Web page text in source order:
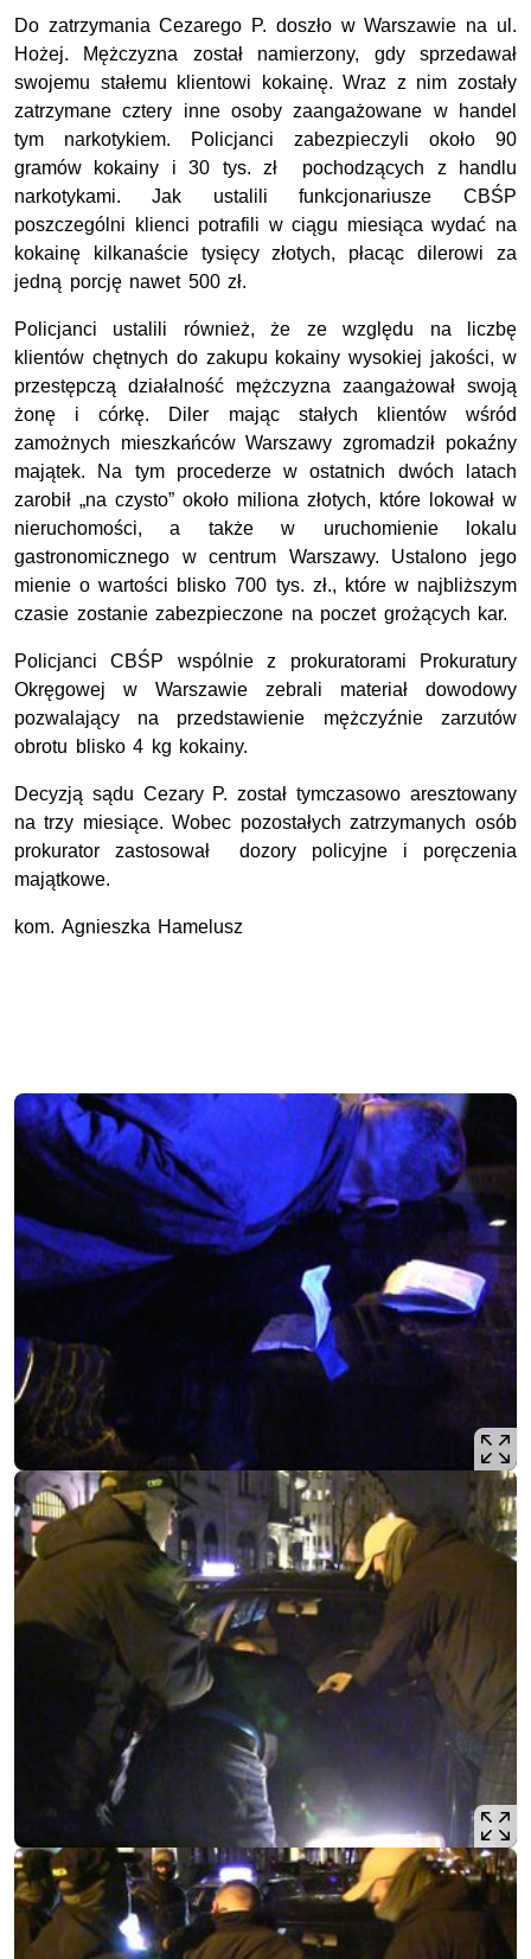
Do zatrzymania Cezarego P. doszło w Warszawie na ul.
Hożej. Mężczyzna został namierzony, gdy sprzedawał
swojemu stałemu klientowi kokainę. Wraz z nim zostały
zatrzymane cztery inne osoby zaangażowane w handel
tym narkotykiem. Policjanci zabezpieczyli około 90
gramów kokainy i 30 tys. zł pochodzących z handlu
narkotykami. Jak ustalili funkcjonariusze CBŚP
poszczególni klienci potrafili w ciągu miesiąca wydać na
kokainę kilkanaście tysięcy złotych, płacąc dilerowi za
jedną porcję nawet 500 zł.
Policjanci ustalili również, że ze względu na liczbę
klientów chętnych do zakupu kokainy wysokiej jakości, w
przestępczą działalność mężczyzna zaangażował swoją
żonę i córkę. Diler mając stałych klientów wśród
zamożnych mieszkańców Warszawy zgromadził pokaźny
majątek. Na tym procederze w ostatnich dwóch latach
zarobił „na czysto” około miliona złotych, które lokował w
nieruchomości, a także w uruchomienie lokalu
gastronomicznego w centrum Warszawy. Ustalono jego
mienie o wartości blisko 700 tys. zł., które w najbliższym
czasie zostanie zabezpieczone na poczet grożących kar.
Policjanci CBŚP wspólnie z prokuratorami Prokuratury
Okręgowej w Warszawie zebrali materiał dowodowy
pozwalający na przedstawienie mężczyźnie zarzutów
obrotu blisko 4 kg kokainy.
Decyzją sądu Cezary P. został tymczasowo aresztowany
na trzy miesiące. Wobec pozostałych zatrzymanych osób
prokurator zastosował dozory policyjne i poręczenia
majątkowe.
kom. Agnieszka Hamelusz